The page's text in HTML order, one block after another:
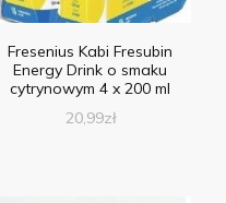
Fresenius Kabi Fresubin
Energy Drink o smaku
cytrynowym 4 x 200 ml
20,99zł